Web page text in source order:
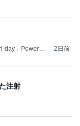
day」Powered
2日前
注射